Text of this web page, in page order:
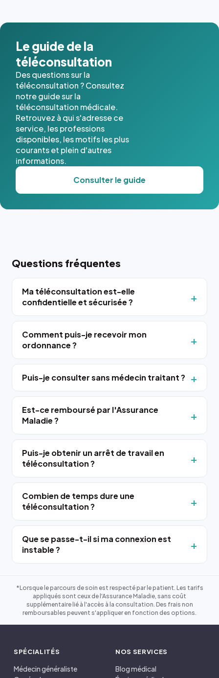
Le guide de la
téléconsultation
Des questions sur la
téléconsultation ? Consultez
notre guide sur la
téléconsultation médicale.
Retrouvez à qui s'adresse ce
service, les professions
disponibles, les motifs les plus
courants et plein d'autres
informations.
Consulter le guide
Questions fréquentes
Ma téléconsultation est-elle
confidentielle et sécurisée ?
Comment puis-je recevoir mon
ordonnance ?
Puis-je consulter sans médecin traitant ?
Est-ce remboursé par l'Assurance
Maladie ?
Puis-je obtenir un arrêt de travail en
téléconsultation ?
Combien de temps dure une
téléconsultation ?
Que se passe-t-il si ma connexion est
instable ?
*Lorsque le parcours de soin est respecté par le patient. Les tarifs
appliqués sont ceux de l'Assurance Maladie, sans coût
supplémentaire lié à l'accès à la consultation. Des frais non
remboursables peuvent s'appliquer en fonction des options.
SPÉCIALITÉS
Médecin généraliste
NOS SERVICES
Blog médical